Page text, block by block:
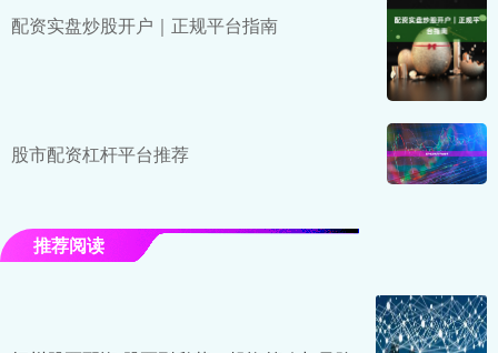
配资实盘炒股开户｜正规平台指南
股市配资杠杆平台推荐
推荐阅读